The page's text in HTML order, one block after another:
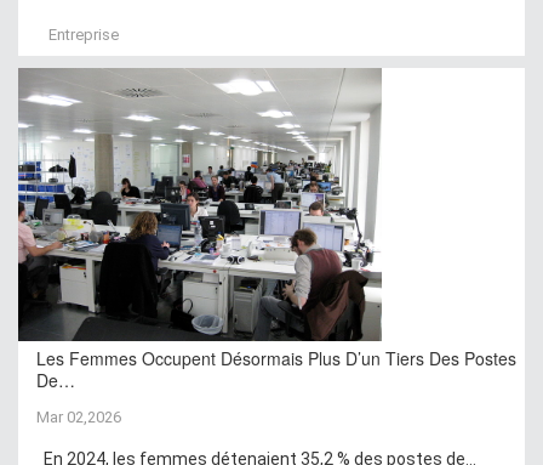
Entreprise
Les Femmes Occupent Désormais Plus D’un Tiers Des Postes
De…
Mar 02,2026
En 2024, les femmes détenaient 35,2 % des postes de...